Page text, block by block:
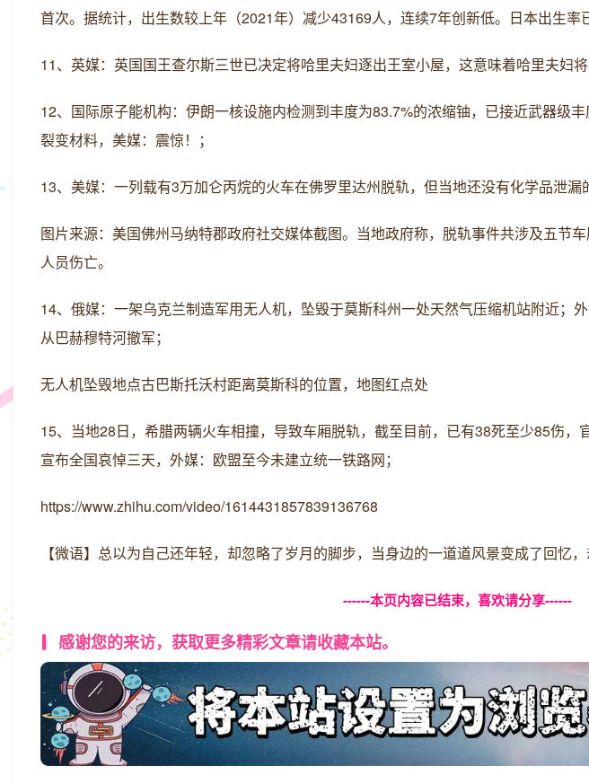
首次。据统计，出生数较上年（2021年）减少43169人，连续7年创新低。日本出生率
11、英媒：英国国王查尔斯三世已决定将哈里夫妇逐出王室小屋，这意味着哈里夫妇
12、国际原子能机构：伊朗一核设施内检测到丰度为83.7%的浓缩铀，已接近武器级
裂变材料，美媒：震惊！；
13、美媒：一列载有3万加仑丙烷的火车在佛罗里达州脱轨，但当地还没有化学品泄漏
图片来源：美国佛州马纳特郡政府社交媒体截图。当地政府称，脱轨事件共涉及五节
人员伤亡。
14、俄媒：一架乌克兰制造军用无人机，坠毁于莫斯科州一处天然气压缩机站附近；
从巴赫穆特河撤军；
无人机坠毁地点古巴斯托沃村距离莫斯科的位置，地图红点处
15、当地28日，希腊两辆火车相撞，导致车厢脱轨，截至目前，已有38死至少85伤，
宣布全国哀悼三天，外媒：欧盟至今未建立统一铁路网；
https://www.zhihu.com/video/1614431857839136768
【微语】总以为自己还年轻，却忽略了岁月的脚步，当身边的一道道风景变成了回忆
------本页内容已结束，喜欢请分享------
感谢您的来访，获取更多精彩文章请收藏本站。